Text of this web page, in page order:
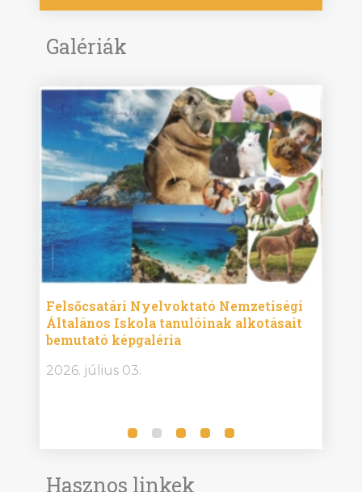
Galériák
Felsőcsatári Nyelvoktató Nemzetiségi
Általános Iskola tanulóinak alkotásait
bemutató képgaléria
2026. július 03.
Hasznos linkek